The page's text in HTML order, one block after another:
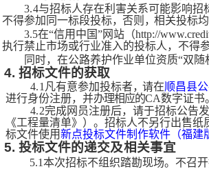
3.4与招标人存在利害关系可能影响招
不得参加同一标段投标， 否则 ，相关投标均
3.5在“信用中国”网站（http://
执行禁止市场或行业准入的投标人，不得
同时，在公路养护作业单位资质“双
4. 招标文件的获取
4.1 凡有意参加投标者， 请在顺昌县
进行身份注册，并办理相应的CA数字证书
4.2完成网 员注册后，请于招标公告
《工程量清单》）。招标人不另行出售纸
标文件使用新点投标文件制作软件（福建
5. 投标文件的递交及相关事宜
5.1本次招标不组织踏勘现场。不召开